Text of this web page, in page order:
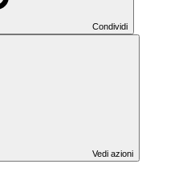
Condividi
Vedi azioni